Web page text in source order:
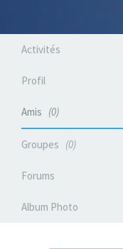
Activités
Profil
Amis 0
Groupes 0
Forums
Album Photo